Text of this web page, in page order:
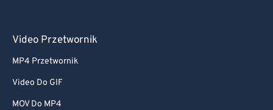
Video Przetwornik
MP4 Przetwornik
Video Do GIF
MOV Do MP4